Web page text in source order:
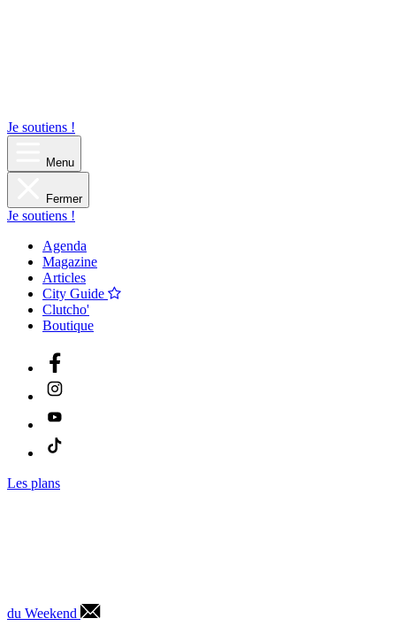
Je soutiens !
Menu
Fermer
Je soutiens !
Agenda
Magazine
Articles
City Guide
Clutcho'
Boutique
Les plans
du Weekend